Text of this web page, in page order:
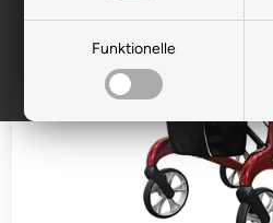
Funktionelle